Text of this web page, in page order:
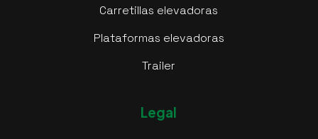
Carretillas elevadoras
Plataformas elevadoras
Trailer
Legal